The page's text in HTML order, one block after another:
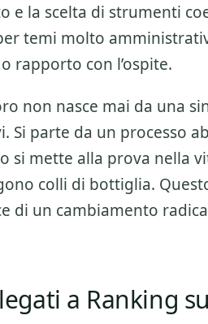
e la scelta di strumenti
temi molto
rapporto con l’ospite.
non nasce mai da una
Si parte da un processo
si mette alla prova nella
colli di bottiglia.
di un cambiamento
a Ranking